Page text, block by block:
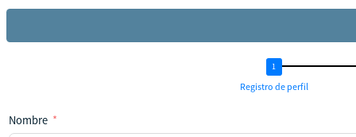
Registro de perfil
Nombre